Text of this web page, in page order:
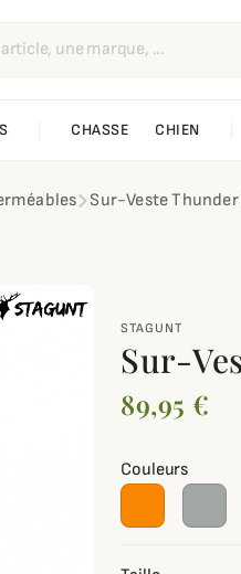
CHASSE CHIEN
Sur-Veste
STAGUNT
Sur-
89,95 €
Couleurs